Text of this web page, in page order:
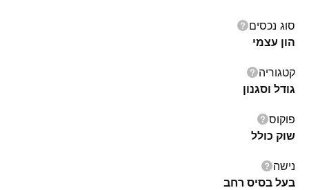
סוג נכסים
הון עצמי
קטגוריה
גודל וסגנון
פוקוס
שוק כולל
נישה
בעל בסיס רחב